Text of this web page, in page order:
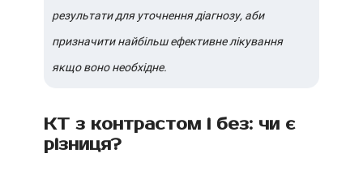
результати для уточнення діагнозу, аби
призначити найбільш ефективне лікування
якщо воно необхідне.
КТ з контрастом і без: чи є
різниця?